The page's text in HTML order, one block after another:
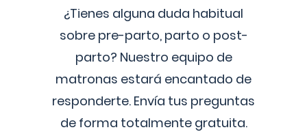
¿Tienes alguna duda habitual
sobre pre-parto, parto o post-
parto? Nuestro equipo de
matronas estará encantado de
responderte. Envía tus preguntas
de forma totalmente gratuita.